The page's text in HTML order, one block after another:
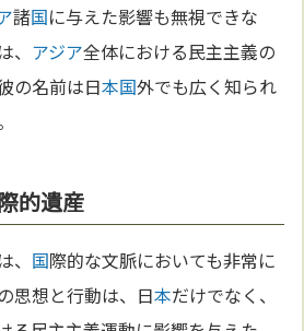
諸国に与えた影響も無視できな
アジア全体における民主主義の
の名前は日本国外でも広く知られ
的遺産
、 国際的な文脈においても非常に
思想と行動は、日本だけでなく、